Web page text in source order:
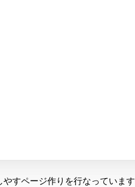
すページ作りを行なっています。